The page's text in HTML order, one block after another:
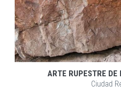
ARTE RUPESTRE DE
Ciudad